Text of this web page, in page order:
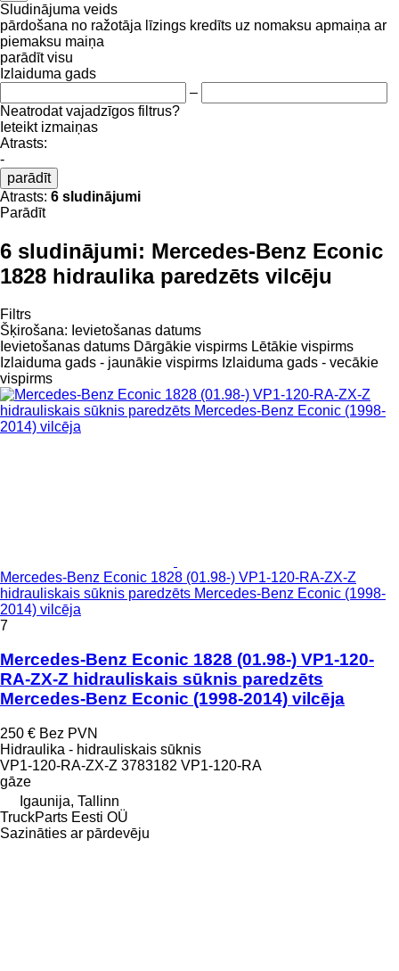
Sludinājuma veids
pārdošana no ražotāja līzings kredīts uz nomaksu apmaiņa ar
piemaksu maiņa
parādīt visu
Izlaiduma gads
–
Neatrodat vajadzīgos filtrus?
Ieteikt izmaiņas
Atrasts:
-
parādīt
Atrasts: 6 sludinājumi
Parādīt
6 sludinājumi: Mercedes-Benz Econic
1828 hidraulika paredzēts vilcēju
Filtrs
Šķirošana: Ievietošanas datums
Ievietošanas datums Dārgākie vispirms Lētākie vispirms
Izlaiduma gads - jaunākie vispirms Izlaiduma gads - vecākie
vispirms
Mercedes-Benz Econic 1828 (01.98-) VP1-120-RA-ZX-Z
hidrauliskais sūknis paredzēts Mercedes-Benz Econic (1998-
2014) vilcēja
7
Mercedes-Benz Econic 1828 (01.98-) VP1-120-
RA-ZX-Z hidrauliskais sūknis paredzēts
Mercedes-Benz Econic (1998-2014) vilcēja
250 € Bez PVN
Hidraulika - hidrauliskais sūknis
VP1-120-RA-ZX-Z 3783182 VP1-120-RA
gāze
Igaunija, Tallinn
TruckParts Eesti OÜ
Sazināties ar pārdevēju